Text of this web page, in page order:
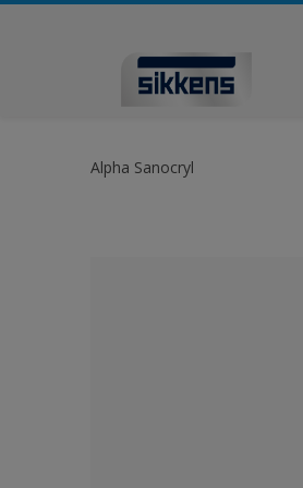
Alpha Sanocryl